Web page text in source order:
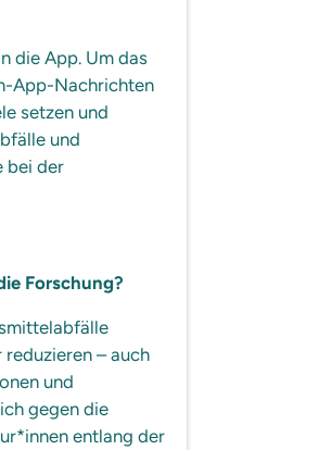
die App. Um das
App-Nachrichten
setzen und
und
bei der
Forschung?
– auch
und
gegen die
entlang der